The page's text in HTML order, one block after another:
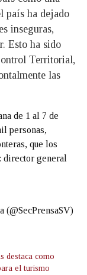
país ha dejado
inseguras,
Esto ha sido
Territorial,
las
de 1 al 7 de
personas,
que los
director general
(@SecPrensaSV)
destaca como
el turismo